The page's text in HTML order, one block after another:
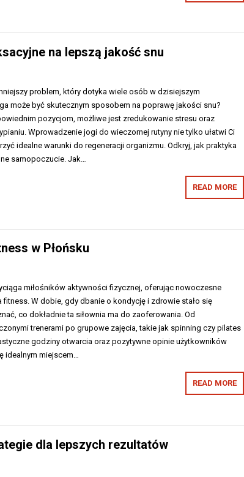
na lepszą jakość snu
problem, który dotyka wiele osób w dzisiejszym
może być skutecznym sposobem na poprawę jakości snu?
pozycjom, możliwe jest zredukowanie stresu oraz
Wprowadzenie jogi do wieczornej rutyny nie tylko ułatwi Ci
idealne warunki do regeneracji organizmu. Odkryj, jak praktyka
samopoczucie. Jak…
READ MORE
w Płońsku
miłośników aktywności fizycznej, oferując nowoczesne
W dobie, gdy dbanie o kondycję i zdrowie stało się
co dokładnie ta siłownia ma do zaoferowania. Od
trenerami po grupowe zajęcia, takie jak spinning czy pilates
godziny otwarcia oraz pozytywne opinie użytkowników
idealnym miejscem…
READ MORE
dla lepszych rezultatów